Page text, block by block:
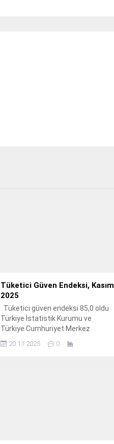
Tüketici Güven Endeksi, Kasım
2025
Tüketici güven endeksi 85,0 oldu
Türkiye İstatistik Kurumu ve
Türkiye Cumhuriyet Merkez
Bankası işbirliği ile yürütülen
tüketici eğilim anketi
20.11.2025 0